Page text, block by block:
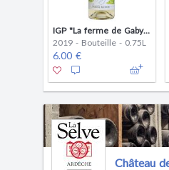
IGP "La ferme de Gaby" chardonnay
2019 - Bouteille - 0.75L
6.00 €